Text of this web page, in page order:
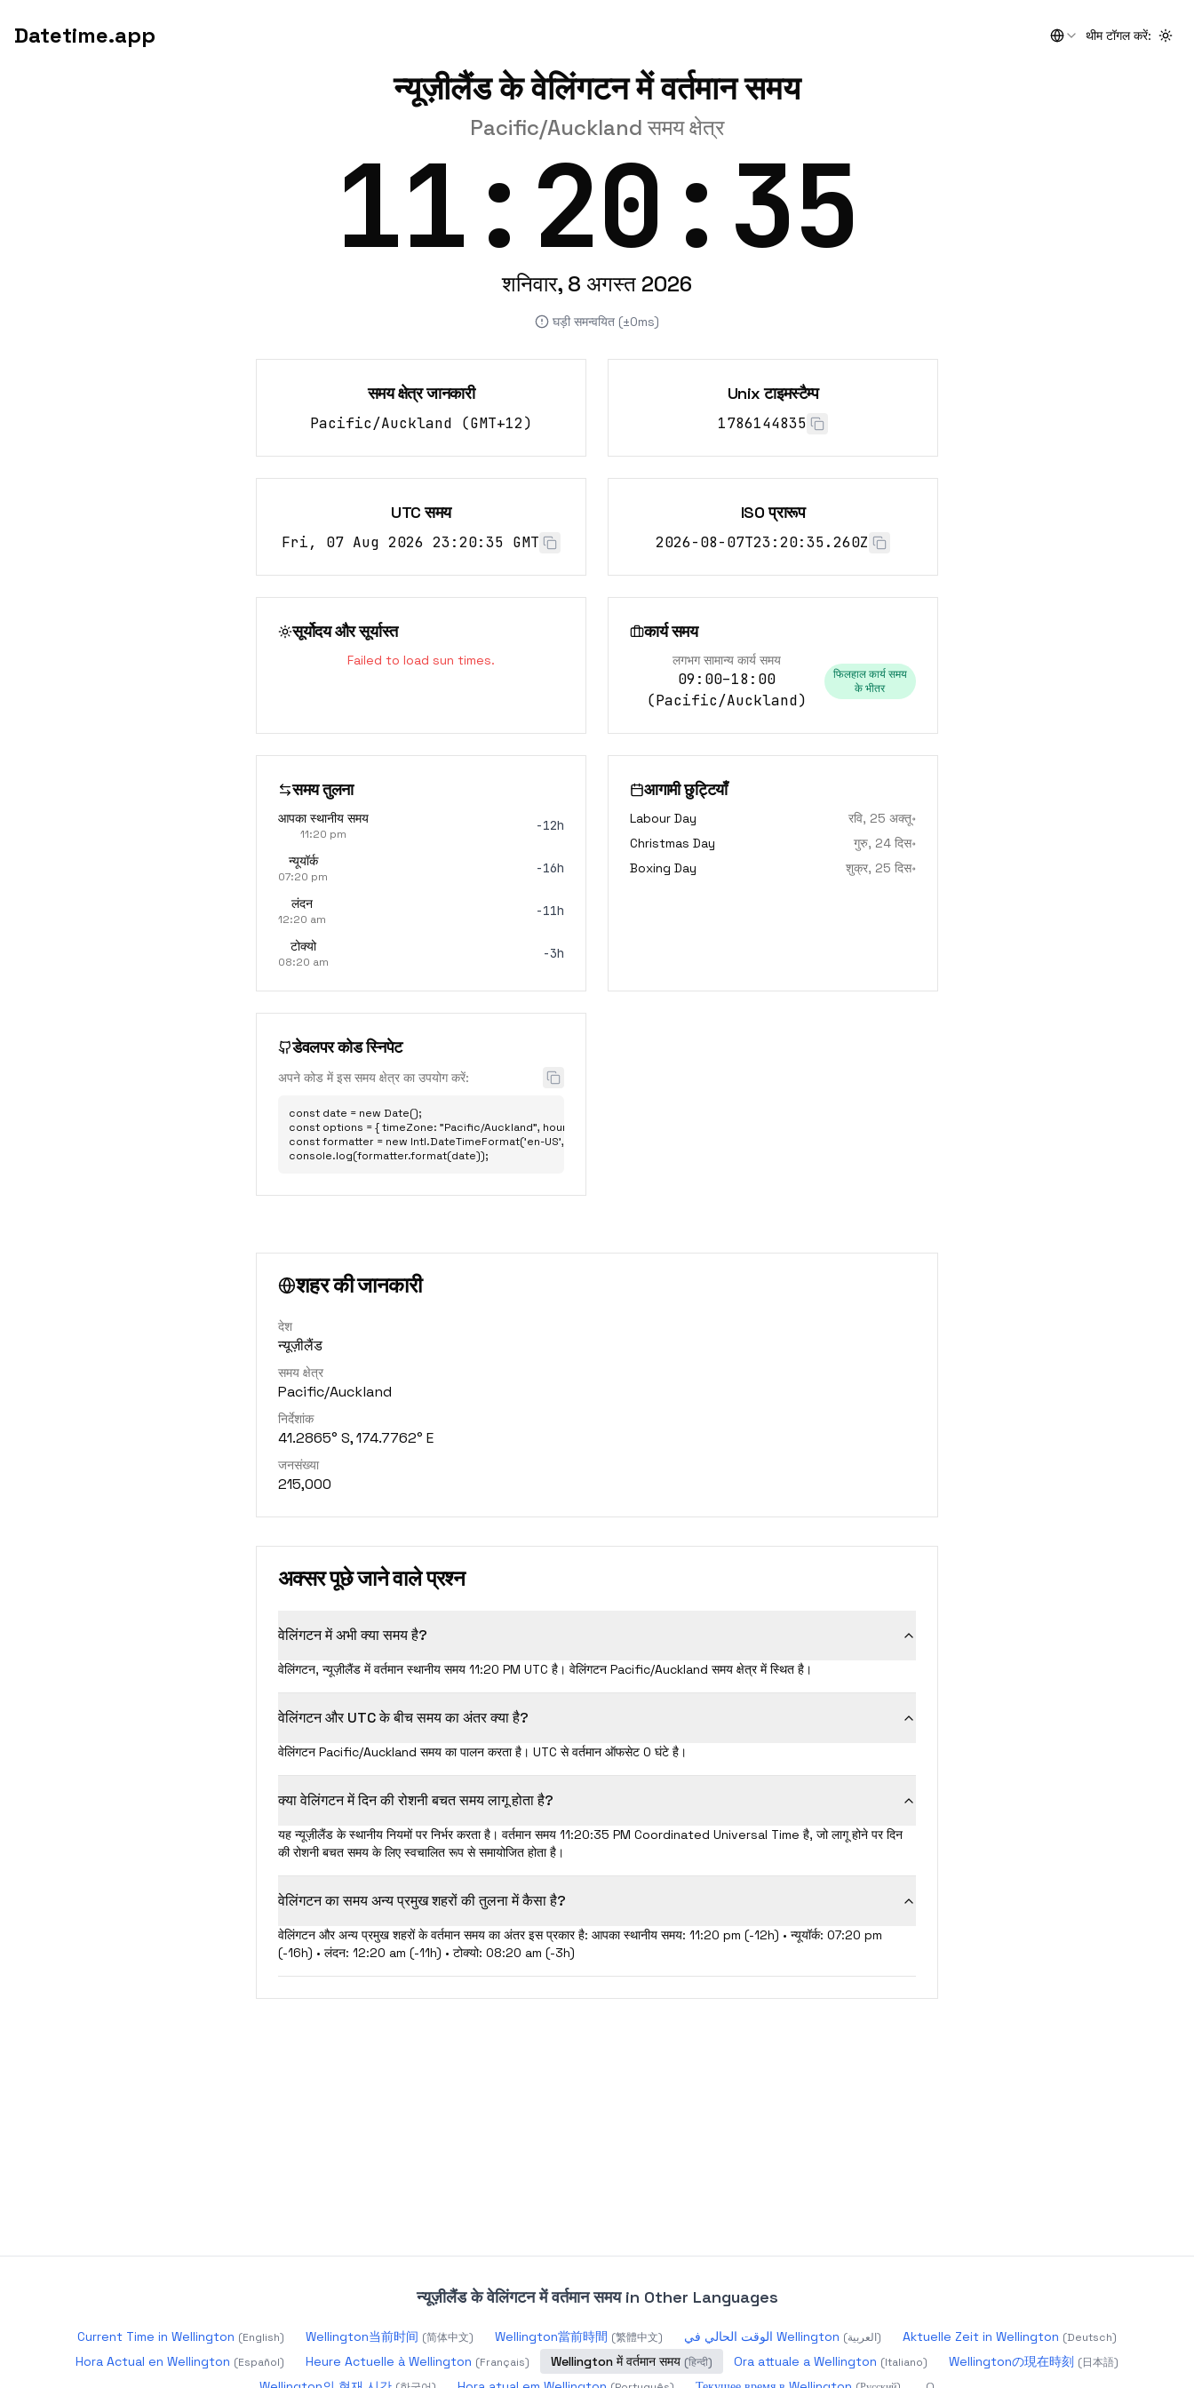
Datetime.app थीम टॉगल करें:
न्यूज़ीलैंड के वेलिंगटन में वर्तमान समय
Pacific/Auckland समय क्षेत्र
11:20:36
शनिवार, 8 अगस्त 2026
घड़ी समन्वयित (±0ms)
समय क्षेत्र जानकारी
Pacific/Auckland (GMT+12)
Unix टाइमस्टैम्प
1786144836
UTC समय
Fri, 07 Aug 2026 23:20:36 GMT
ISO प्रारूप
2026-08-07T23:20:36.260Z
सूर्योदय और सूर्यास्त
Failed to load sun times.
कार्य समय
लगभग सामान्य कार्य समय
09:00–18:00
(Pacific/Auckland)
फिलहाल कार्य समय
के भीतर
समय तुलना
आपका स्थानीय समय
11:20 pm
-12h
न्यूयॉर्क
07:20 pm
-16h
लंदन
12:20 am
-11h
टोक्यो
08:20 am
-3h
आगामी छुट्टियाँ
Labour Day
रवि, 25 अक्तू॰
Christmas Day
गुरु, 24 दिस॰
Boxing Day
शुक्र, 25 दिस॰
डेवलपर कोड स्निपेट
अपने कोड में इस समय क्षेत्र का उपयोग करें:
const date = new Date();
const options = { timeZone: "Pacific/Auckland", hour: "2-digit", minute: "2-digit" };
const formatter = new Intl.DateTimeFormat('en-US', options);
console.log(formatter.format(date));
शहर की जानकारी
देश
न्यूज़ीलैंड
समय क्षेत्र
Pacific/Auckland
निर्देशांक
41.2865° S, 174.7762° E
जनसंख्या
215,000
अक्सर पूछे जाने वाले प्रश्न
वेलिंगटन में अभी क्या समय है?
वेलिंगटन, न्यूज़ीलैंड में वर्तमान स्थानीय समय 11:20 PM UTC है। वेलिंगटन Pacific/Auckland समय क्षेत्र में स्थित है।
वेलिंगटन और UTC के बीच समय का अंतर क्या है?
वेलिंगटन Pacific/Auckland समय का पालन करता है। UTC से वर्तमान ऑफसेट 0 घंटे है।
क्या वेलिंगटन में दिन की रोशनी बचत समय लागू होता है?
यह न्यूज़ीलैंड के स्थानीय नियमों पर निर्भर करता है। वर्तमान समय 11:20:36 PM Coordinated Universal Time है, जो लागू होने पर दिन
की रोशनी बचत समय के लिए स्वचालित रूप से समायोजित होता है।
वेलिंगटन का समय अन्य प्रमुख शहरों की तुलना में कैसा है?
वेलिंगटन और अन्य प्रमुख शहरों के वर्तमान समय का अंतर इस प्रकार है: आपका स्थानीय समय: 11:20 pm (-12h) • न्यूयॉर्क: 07:20 pm
(-16h) • लंदन: 12:20 am (-11h) • टोक्यो: 08:20 am (-3h)
न्यूज़ीलैंड के वेलिंगटन में वर्तमान समयin Other Languages
Current Time in Wellington (English) Wellington当前时间 (简体中文) Wellington當前時間 (繁體中文) الوقت الحالي في Wellington (العربية) Aktuelle Zeit in Wellington (Deutsch)
Hora Actual en Wellington (Español) Heure Actuelle à Wellington (Français) Wellington में वर्तमान समय (हिन्दी) Ora attuale a Wellington (Italiano) Wellingtonの現在時刻 (日本語)